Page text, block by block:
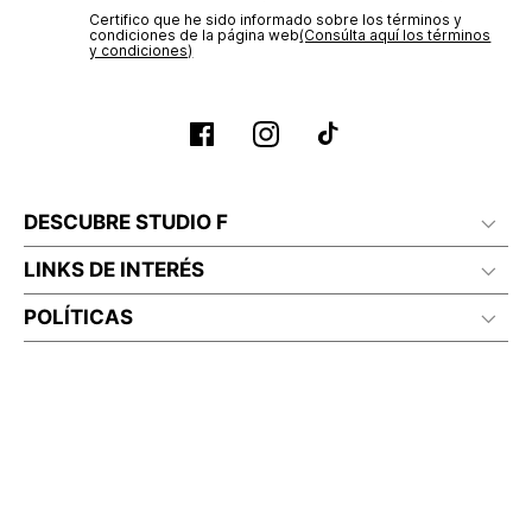
Certifico que he sido informado sobre los términos y
condiciones de la página web‎(Consúlta aquí los términos
y condiciones)
DESCUBRE STUDIO F
LINKS DE INTERÉS
POLÍTICAS